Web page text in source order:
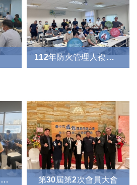
112年防火管理人複訓課程
委託黃馨慧議員會同觀旅局、都發局進行旅館無障礙設施研討會議 第30屆第2次會員大會